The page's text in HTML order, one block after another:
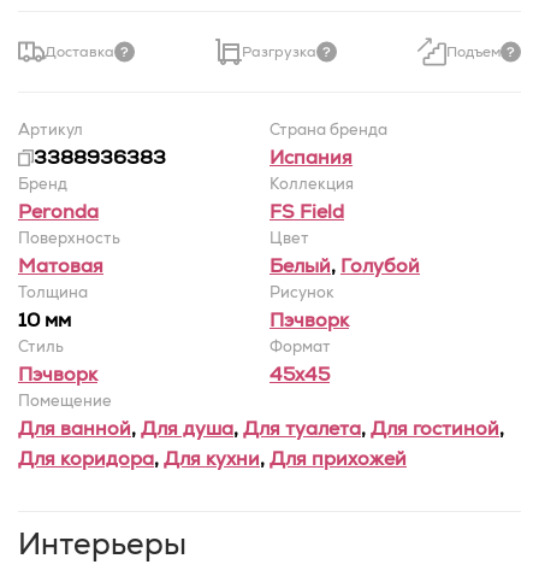
Доставка Разгрузка Подъем
Артикул
3388936383
Страна бренда
Испания
Бренд
Peronda
Коллекция
FS Field
Поверхность
Матовая
Цвет
Белый, Голубой
Толщина
10 мм
Рисунок
Пэчворк
Стиль
Пэчворк
Формат
45x45
Помещение
Для ванной,Для душа,Для туалета,Для гостиной,
Для коридора,Для кухни,Для прихожей
Интерьеры